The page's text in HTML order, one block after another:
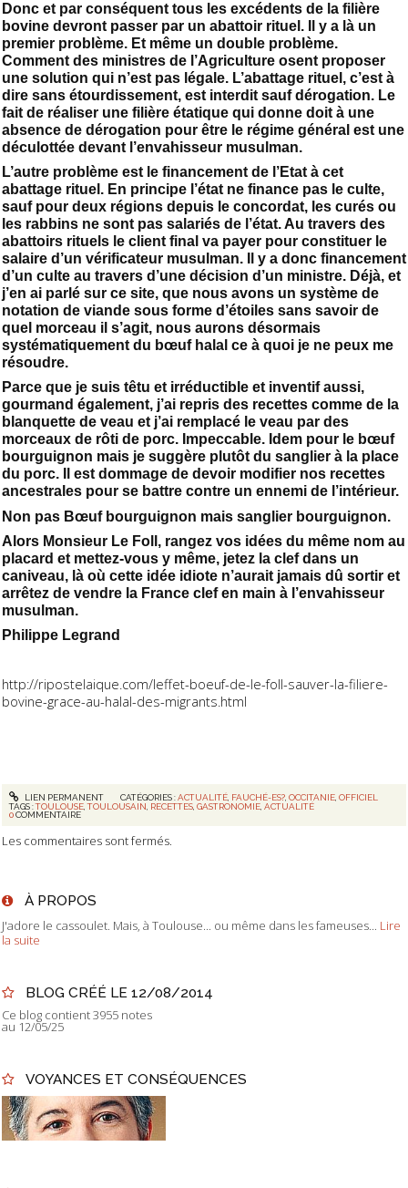
Donc et par conséquent tous les excédents de la filière
bovine devront passer par un abattoir rituel. Il y a là un
premier problème. Et même un double problème.
Comment des ministres de l’Agriculture osent proposer
une solution qui n’est pas légale. L’abattage rituel, c’est à
dire sans étourdissement, est interdit sauf dérogation. Le
fait de réaliser une filière étatique qui donne doit à une
absence de dérogation pour être le régime général est une
déculottée devant l’envahisseur musulman.
L’autre problème est le financement de l’Etat à cet
abattage rituel. En principe l’état ne finance pas le culte,
sauf pour deux régions depuis le concordat, les curés ou
les rabbins ne sont pas salariés de l’état. Au travers des
abattoirs rituels le client final va payer pour constituer le
salaire d’un vérificateur musulman. Il y a donc financement
d’un culte au travers d’une décision d’un ministre. Déjà, et
j’en ai parlé sur ce site, que nous avons un système de
notation de viande sous forme d’étoiles sans savoir de
quel morceau il s’agit, nous aurons désormais
systématiquement du bœuf halal ce à quoi je ne peux me
résoudre.
Parce que je suis têtu et irréductible et inventif aussi,
gourmand également, j’ai repris des recettes comme de la
blanquette de veau et j’ai remplacé le veau par des
morceaux de rôti de porc. Impeccable. Idem pour le bœuf
bourguignon mais je suggère plutôt du sanglier à la place
du porc. Il est dommage de devoir modifier nos recettes
ancestrales pour se battre contre un ennemi de l’intérieur.
Non pas Bœuf bourguignon mais sanglier bourguignon.
Alors Monsieur Le Foll, rangez vos idées du même nom au
placard et mettez-vous y même, jetez la clef dans un
caniveau, là où cette idée idiote n’aurait jamais dû sortir et
arrêtez de vendre la France clef en main à l’envahisseur
musulman.
Philippe Legrand
http://ripostelaique.com/leffet-boeuf-de-le-foll-sauver-la-filiere-
bovine-grace-au-halal-des-migrants.html
LIEN PERMANENT CATÉGORIES :ACTUALITÉ, FAUCHÉ-ES?, OCCITANIE, OFFICIEL
TAGS :TOULOUSE ,TOULOUSAIN RECETTES ,GASTRONOMIE ,ACTUALITÉ
0COMMENTAIRE
Les commentaires sont fermés.
À PROPOS
J'adore le cassoulet. Mais, à Toulouse... ou même dans les fameuses...
Lire
la suite
BLOG CRÉÉ LE 12/08/2014
Ce blog contient 3955 notes
au 12/05/25
VOYANCES ET CONSÉQUENCES